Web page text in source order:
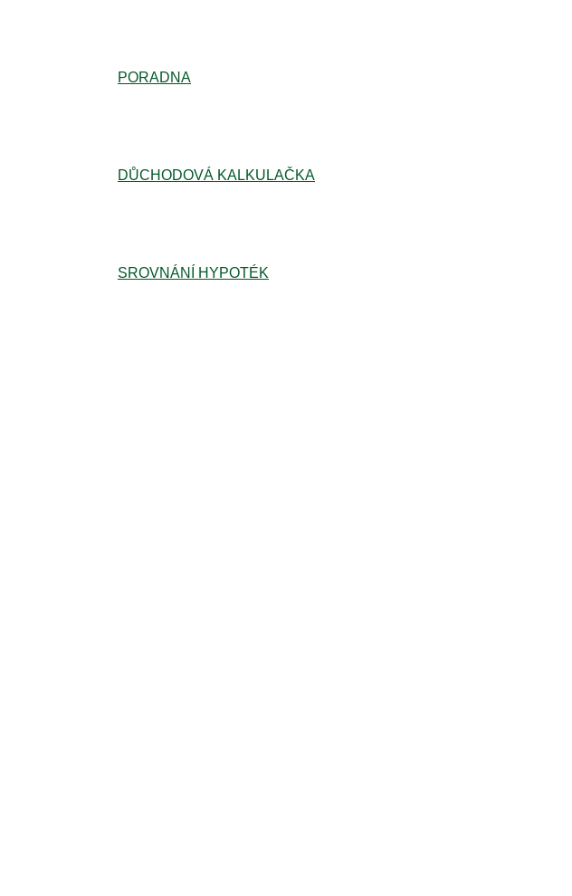
PORADNA
DŮCHODOVÁ KALKULAČKA
SROVNÁNÍ HYPOTÉK